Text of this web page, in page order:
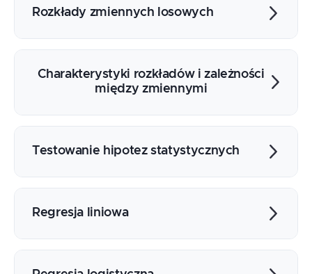
warunkowe, niezależność, naiwny
Rozkłady zmiennych losowych
normalny, wykładniczy, dwumianowy,
Poissona, t-Studenta, chi-kwadrat,
Charakterystyki rozkładów i zależności
między zmiennymi
kwantyle, korelacja Pearsona i Spearmana,
Testowanie hipotez statystycznych
normalności, test chi-kwadrat, test t-
Regresja liniowa